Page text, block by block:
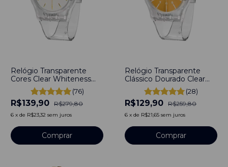
Relógio Transparente
Cores Clear Whiteness
Dourado Bewatch(76)
R$139,90 R$279,80
6 x de R$23,32 sem juros
Relógio Transparente
Clássico Dourado Clear
Bewatch
(28)
R$129,90 R$259,80
6 x de R$21,65 sem juros